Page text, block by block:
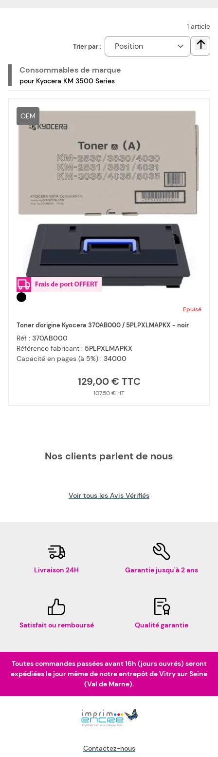
. Notre toner compatible pas cher est le choix
idéal pour réduire vos dépenses. Nous proposons
photocopieur digital Kyocera KM 3500 Series.
1 article
Trier par :
Consommables de marque
pour Kyocera KM 3500 Series
OEM
Epuisé
Toner d'origine Kyocera 370AB000 / 5PLPXLMAPKX - noir
Réf : 370AB000
Référence fabricant : 5PLPXLMAPKX
Capacité en pages (à 5%) : 34000
129,00 €
107,50 €
Nos clients parlent de nous
Voir tous les Avis Vérifiés
Livraison 24H Garantie jusqu'à 2 ans
Satisfait ou remboursé Qualité garantie
Toutes commandes passées avant 16h (jours ouvrés) seront
expédiées le jour même de notre entrepôt de Vitry sur Seine
(Val de Marne).
Contactez-nous